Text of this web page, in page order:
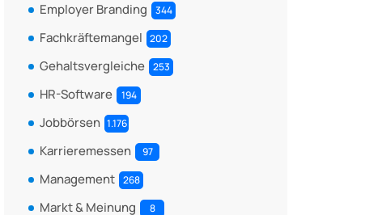
Employer Branding 344
Fachkräftemangel 202
Gehaltsvergleiche 253
HR-Software 194
Jobbörsen 1.176
Karrieremessen 97
Management 268
Markt & Meinung 8